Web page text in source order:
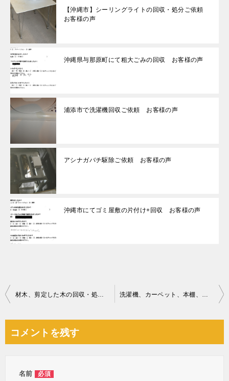
【沖縄市】シーリングライトの回収・処分ご依頼
お客様の声
沖縄県与那原町にて粗大ごみの回収 お客様の声
浦添市で洗濯機回収ご依頼 お客様の声
アシナガバチ駆除ご依頼 お客様の声
沖縄市にてゴミ屋敷の片付け+回収 お客様の声
投
ビ
材木、剪定した木の回収・処分ご依頼 お客様の声 洗濯機、カーペット、本棚、食器棚、カラーボックス、布団等の回収
コメントを残す
名前 必須